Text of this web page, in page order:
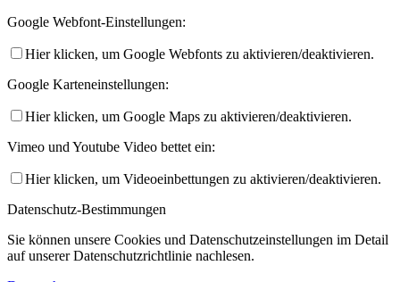
Google Webfont-Einstellungen:
Hier klicken, um Google Webfonts zu aktivieren/deaktivieren.
Google Karteneinstellungen:
Hier klicken, um Google Maps zu aktivieren/deaktivieren.
Vimeo und Youtube Video bettet ein:
Hier klicken, um Videoeinbettungen zu aktivieren/deaktivieren.
Datenschutz-Bestimmungen
Sie können unsere Cookies und Datenschutzeinstellungen im Detail
auf unserer Datenschutzrichtlinie nachlesen.